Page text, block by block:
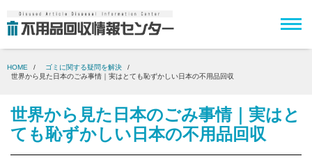
HOME
ゴミに関する疑問を解決
世界から見た日本のごみ事情｜実はとても恥ずかしい日本の不用品回収
世界から見た日本のごみ事情｜実はと
ても恥ずかしい日本の不用品回収